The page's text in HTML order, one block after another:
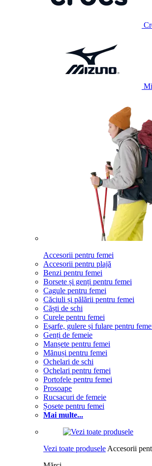
Accesorii pentru femei
Accesorii pentru plajă
Benzi pentru femei
Borsete și genți pentru femei
Cagule pentru femei
Căciuli și pălării pentru femei
Căști de schi
Curele pentru femei
Eșarfe, gulere și fulare pentru
Genți de femeie
Manșete pentru femei
Mănuși pentru femei
Ochelari de schi
Ochelari pentru femei
Portofele pentru femei
Prosoape
Rucsacuri de femeie
Șosete pentru femei
Mai multe...
Vezi toate produsele Accesorii